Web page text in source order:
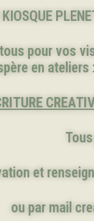
pour vos
en
et
ou par mail